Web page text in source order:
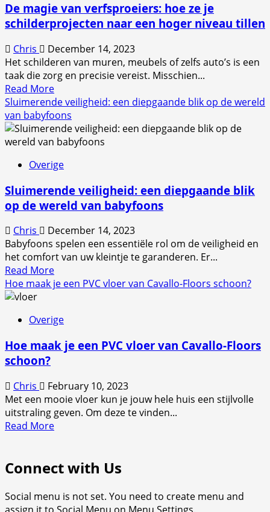
over
wandschuurmachines
De magie van verfsproeiers: hoe ze je
schilderprojecten naar een hoger niveau tillen
Chris
December 14, 2023
Het schilderen van muren, meubels of zelfs auto’s is een
taak die zorg en precisie vereist. Misschien...
Read MoreRead
more
about
De
magie
verfsproeiers:
ze
je
naar
een
hoger
niveau
tillen
Sluimerende veiligheid: een diepgaande blik op de wereld
van babyfoons
Overige
Sluimerende veiligheid: een diepgaande blik
op de wereld van babyfoons
Chris
December 14, 2023
Babyfoons spelen een essentiële rol om de veiligheid en
het comfort van uw kleintje te garanderen. Er...
Read MoreRead
more
veiligheid:
diepgaande
de
wereld
van
babyfoons
Hoe maak je een PVC vloer van Cavallo-Floors schoon?
Overige
Hoe maak je een PVC vloer van Cavallo-Floors
schoon?
Chris
February 10, 2023
Met een mooie vloer kun je jouw hele huis een stijlvolle
uitstraling geven. Om deze te vinden...
Read MoreRead
Hoe
je
een
Connect with Us
Social menu is not set. You need to create menu and